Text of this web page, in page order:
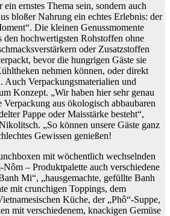
ernstes Thema sein, sondern auch
bloßer Nahrung ein echtes Erlebnis: der
Die kleinen Genussmomente
hochwertigsten Rohstoffen ohne
oder Zusatzstoffen
bevor die hungrigen Gäste sie
nehmen können, oder direkt
Auch Verpackungsmaterialien und
Konzept. „Wir haben hier sehr genau
Verpackung aus ökologisch abbaubaren
Pappe oder Maisstärke besteht“,
„So können unsere Gäste ganz
Gewissen genießen!
mit wöchentlich wechselnden
– Produktpalette auch verschiedene
Mi“, „hausgemachte, gefüllte Banh
mit crunchigen Toppings, dem
Küche, der „Phô“-Suppe,
mit verschiedenem, knackigen Gemüse